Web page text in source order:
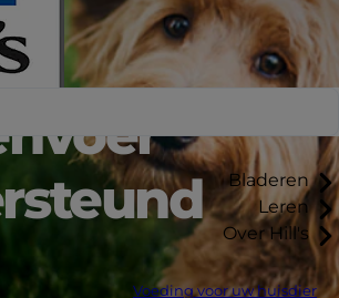
Bladeren
Leren
Over Hill's
Voeding voor uw huisdier